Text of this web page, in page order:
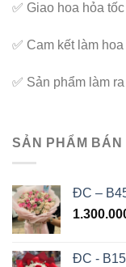
✅ Giao hoa hỏa
✅ Cam kết làm
✅ Sản phẩm làm
SẢN PHẨM BÁN
ĐC –
ĐC - B15